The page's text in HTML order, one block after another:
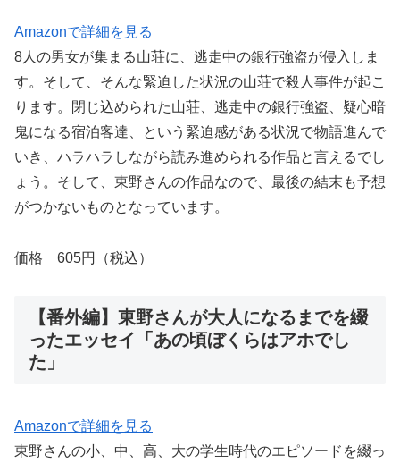
Amazonで詳細を見る
8人の男女が集まる山荘に、逃走中の銀行強盗が侵入しま
す。そして、そんな緊迫した状況の山荘で殺人事件が起こ
ります。閉じ込められた山荘、逃走中の銀行強盗、疑心暗
鬼になる宿泊客達、という緊迫感がある状況で物語進んで
いき、ハラハラしながら読み進められる作品と言えるでし
ょう。そして、東野さんの作品なので、最後の結末も予想
がつかないものとなっています。
価格 605円（税込）
【番外編】東野さんが大人になるまでを綴
ったエッセイ「あの頃ぼくらはアホでし
た」
Amazonで詳細を見る
東野さんの小、中、高、大の学生時代のエピソードを綴っ